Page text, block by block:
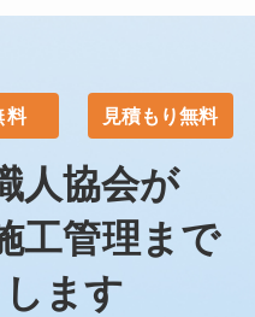
料 見積もり無料
人協会が
工管理まで
ます